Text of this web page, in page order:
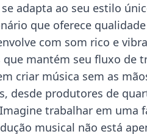
adapta ao seu estilo
que oferece
com som rico e
mantém seu fluxo de
criar música sem as
desde produtores de
trabalhar em
musical não está